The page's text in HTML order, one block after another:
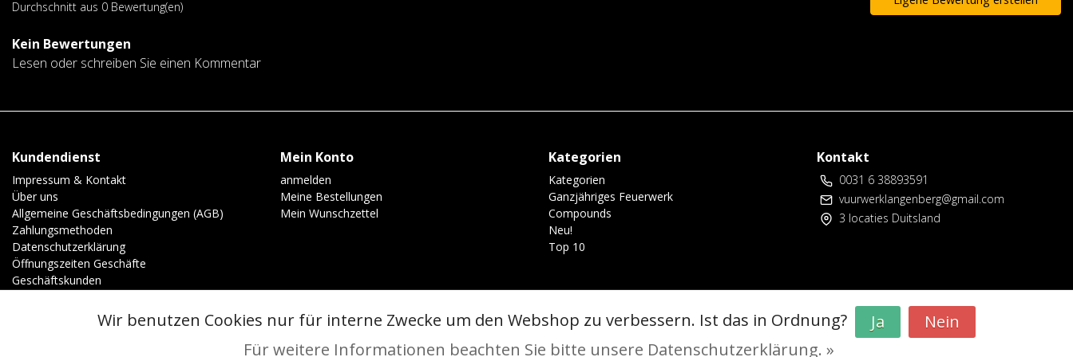
Durchschnitt aus 0 Bewertung(en)
Kein Bewertungen
Lesen oder schreiben Sie einen Kommentar
Kundendienst
Impressum & Kontakt
Über uns
Allgemeine Geschäftsbedingungen (AGB)
Zahlungsmethoden
Datenschutzerklärung
Öffnungszeiten Geschäfte
Geschäftskunden
Mein Konto
anmelden
Meine Bestellungen
Mein Wunschzettel
Kategorien
Kategorien
Ganzjähriges Feuerwerk
Compounds
Neu!
Top 10
Kontakt
0031 6 38893591
vuurwerklangenberg@gmail.com
3 locaties Duitsland
© Copyright 2026 - | Realisatie InStijl Media
Vorverkaufsregeln | Datenschutzerklärung
Wir benutzen Cookies nur für interne Zwecke um den Webshop zu verbessern. Ist das in Ordnung? Ja
Nein
Für weitere Informationen beachten Sie bitte unsere Datenschutzerklärung. »